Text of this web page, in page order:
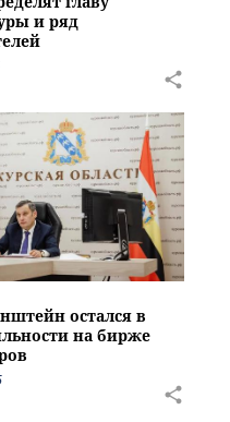
и ряд
остался в
на бирже